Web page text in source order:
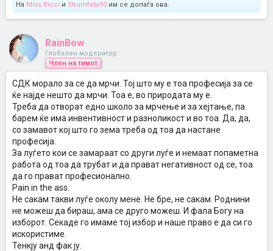
На Miss.Ricci и Strumfeta93 им се допаѓа ова.
RainBow
Глобален модератор
Член на тимот
СДК морало за се да мрчи. Тој што му е тоа професија за се
ќе најде нешто да мрчи. Тоа е, во природата му е.
Треба да отворат едно школо за мрчење и за хејтање, па
барем ќе има инвентивност и разноликост и во тоа. Да, да,
со замавот кој што го зема треба од тоа да настане
професија.
За луѓето кои се замараат со други луѓе и немаат попаметна
работа од тоа да трубат и да прават негативност од се, тоа
да го прават професионално.
Pain in the ass.
Не сакам такви луѓе околу мене. Не бре, не сакам. Роднини
не можеш да бираш, ама се друго можеш. И фала Богу на
изборот. Секаде го имаме тој избор и наше право е да си го
искористиме.
Тенкју анд фак ју.